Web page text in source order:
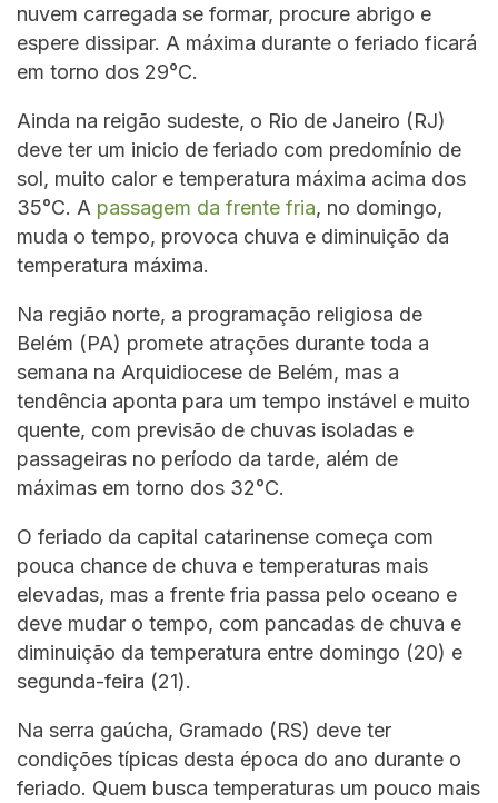
nuvem carregada se formar, procure abrigo e
espere dissipar. A máxima durante o feriado ficará
em torno dos 29°C.
Ainda na reigão sudeste, o Rio de Janeiro (RJ)
deve ter um inicio de feriado com predomínio de
sol, muito calor e temperatura máxima acima dos
35°C. A passagem da frente fria, no domingo,
muda o tempo, provoca chuva e diminuição da
temperatura máxima.
Na região norte, a programação religiosa de
Belém (PA) promete atrações durante toda a
semana na Arquidiocese de Belém, mas a
tendência aponta para um tempo instável e muito
quente, com previsão de chuvas isoladas e
passageiras no período da tarde, além de
máximas em torno dos 32°C.
O feriado da capital catarinense começa com
pouca chance de chuva e temperaturas mais
elevadas, mas a frente fria passa pelo oceano e
deve mudar o tempo, com pancadas de chuva e
diminuição da temperatura entre domingo (20) e
segunda-feira (21).
Na serra gaúcha, Gramado (RS) deve ter
condições típicas desta época do ano durante o
feriado. Quem busca temperaturas um pouco mais